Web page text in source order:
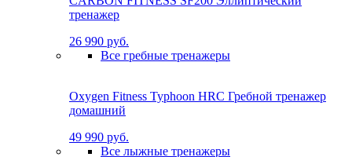
тренажер
26 990 руб.
Все гребные тренажеры
Oxygen Fitness Typhoon HRC Гребной тренажер
домашний
49 990 руб.
Все лыжные тренажеры